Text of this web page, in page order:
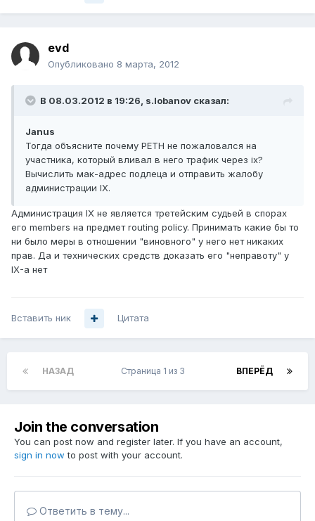
evd
Опубликовано 8 марта, 2012
В 08.03.2012 в 19:26, s.lobanov сказал:
Janus
Тогда объясните почему РЕТН не пожаловался на
участника, который вливал в него трафик через ix?
Вычислить мак-адрес подлеца и отправить жалобу
администрации IX.
Администрация IX не является третейским судьей в спорах
его members на предмет routing policy. Принимать какие бы то
ни было меры в отношении "виновного" у него нет никаких
прав. Да и технических средств доказать его "неправоту" у
IX-а нет
Вставить ник Цитата
НАЗАД ВПЕРЁД
Страница 1 из 3
Join the conversation
You can post now and register later. If you have an account,
sign in now to post with your account.
Ответить в тему...